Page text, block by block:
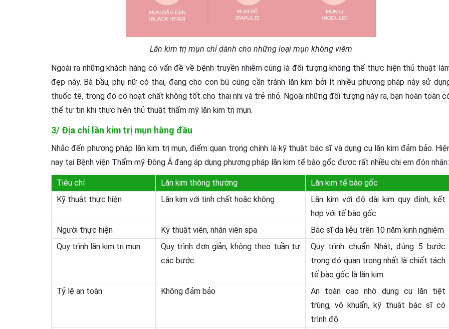
Lăn kim trị mụn chỉ dành cho những loại mụn không viêm
Ngoài ra những khách hàng có vấn đề về bệnh truyền nhiễm cũng là đối tượng không thể thực hiện thủ thuật
đẹp này. Bà bầu, phụ nữ có thai, đang cho con bú cũng cần tránh lăn kim bởi ít nhiều phương pháp này sử
thuốc tê, trong đó có hoạt chất không tốt cho thai nhi và trẻ nhỏ. Ngoài những đối tượng này ra, bạn hoàn toàn
thể tự tin khi thực hiện thủ thuật thẩm mỹ lăn kim trị mụn.
3/ Địa chỉ lăn kim trị mụn hàng đầu
Nhắc đến phương pháp lăn kim trị mụn, điểm quan trọng chính là kỹ thuật bác sĩ và dụng cụ lăn kim đảm bảo.
nay tại Bệnh viện Thẩm mỹ Đông Á đang áp dụng phương pháp lăn kim tế bào gốc được rất nhiều chị em đón nhận:
Tiêu chí Lăn kim thông thường
Lăn kim tế bào gốc
Kỹ thuật thực hiện
Lăn kim với tinh chất hoặc không
Lăn kim với độ dài kim quy định, kết
hợp với tế bào gốc
Người thực hiện
Kỹ thuật viên, nhân viên spa
Bác sĩ da liễu trên 10 năm kinh nghiệm
Quy trình lăn kim trị mụn
Quy trình đơn giản, không theo tuần tự
các bước
Quy trình chuẩn Nhật, đúng 5 bước
trong đó quan trọng nhất là chiết tách
tế bào gốc là lăn kim
Tỷ lệ an toàn
Không đảm bảo
An toàn cao nhờ dụng cụ lăn tiệt
trùng, vô khuẩn, kỹ thuật bác sĩ có
trình độ